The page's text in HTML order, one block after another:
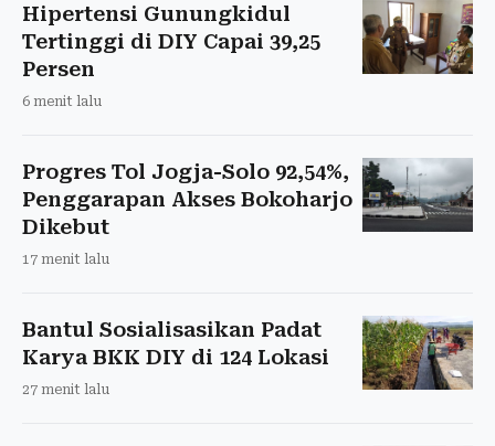
Hipertensi Gunungkidul
Tertinggi di DIY Capai 39,25
Persen
6 menit lalu
Progres Tol Jogja-Solo 92,54%,
Penggarapan Akses Bokoharjo
Dikebut
17 menit lalu
Bantul Sosialisasikan Padat
Karya BKK DIY di 124 Lokasi
27 menit lalu